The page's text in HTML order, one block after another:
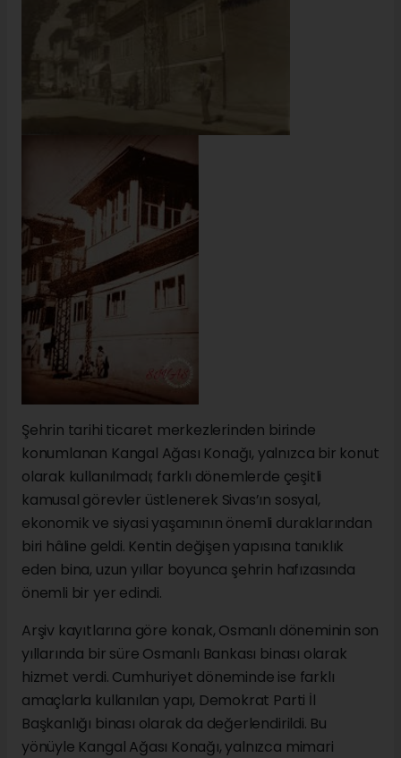
Şehrin tarihi ticaret merkezlerinden birinde
konumlanan Kangal Ağası Konağı, yalnızca bir konut
olarak kullanılmadı; farklı dönemlerde çeşitli
kamusal görevler üstlenerek Sivas’ın sosyal,
ekonomik ve siyasi yaşamının önemli duraklarından
biri hâline geldi. Kentin değişen yapısına tanıklık
eden bina, uzun yıllar boyunca şehrin hafızasında
önemli bir yer edindi.
Arşiv kayıtlarına göre konak, Osmanlı döneminin son
yıllarında bir süre Osmanlı Bankası binası olarak
hizmet verdi. Cumhuriyet döneminde ise farklı
amaçlarla kullanılan yapı, Demokrat Parti İl
Başkanlığı binası olarak da değerlendirildi. Bu
yönüyle Kangal Ağası Konağı, yalnızca mimari